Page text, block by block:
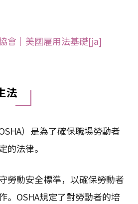
會｜美國雇用法基礎[ja]
法
）是為了確保職場勞動者
的法律。
勞動安全標準，以確保勞動者
。OSHA規定了對勞動者的培